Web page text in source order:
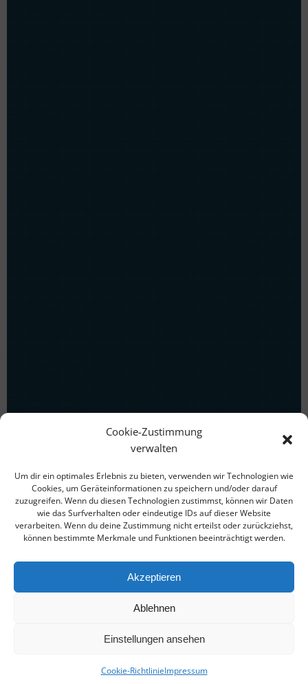
Cookie-Zustimmung
verwalten
Um dir ein optimales Erlebnis zu bieten, verwenden wir Technologien wie
Cookies, um Geräteinformationen zu speichern und/oder darauf
zuzugreifen. Wenn du diesen Technologien zustimmst, können wir Daten
wie das Surfverhalten oder eindeutige IDs auf dieser Website
verarbeiten. Wenn du deine Zustimmung nicht erteilst oder zurückziehst,
können bestimmte Merkmale und Funktionen beeinträchtigt werden.
Akzeptieren
Ablehnen
Einstellungen ansehen
Cookie-RichtlinieImpressum